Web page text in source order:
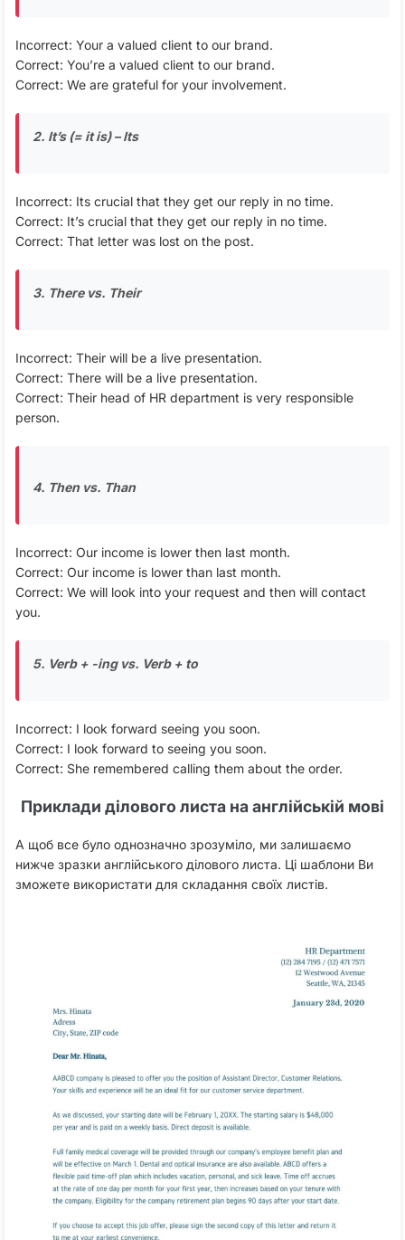
Incorrect: Your a valued client to our brand.
Correct: You’re a valued client to our brand.
Correct: We are grateful for your involvement.
2. It’s (= it is) – Its
Incorrect: Its crucial that they get our reply in no time.
Correct: It’s crucial that they get our reply in no time.
Correct: That letter was lost on the post.
3. There vs. Their
Incorrect: Their will be a live presentation.
Correct: There will be a live presentation.
Correct: Their head of HR department is very responsible
person.
4. Then vs. Than
Incorrect: Our income is lower then last month.
Correct: Our income is lower than last month.
Correct: We will look into your request and then will contact
you.
5. Verb + -ing vs. Verb + to
Incorrect: I look forward seeing you soon.
Correct: I look forward to seeing you soon.
Correct: She remembered calling them about the order.
Приклади ділового листа на англійській мові
А щоб все було однозначно зрозуміло, ми залишаємо
нижче зразки англійського ділового листа. Ці шаблони Ви
зможете використати для складання своїх листів.